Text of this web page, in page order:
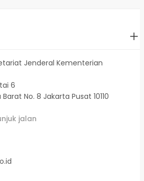
Jenderal Kementerian
6
No. 8 Jakarta Pusat 10110
jalan